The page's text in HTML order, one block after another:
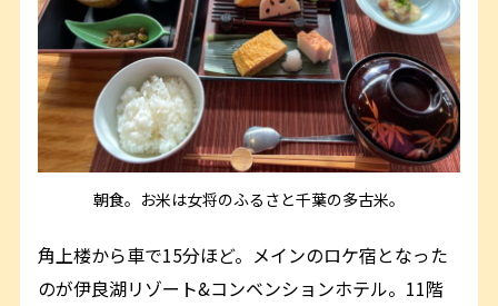
朝食。お米は女将のふるさと千葉の多古米。
角上楼から車で15分ほど。メインのロケ宿となった
のが伊良湖リゾート&コンベンションホテル。11階